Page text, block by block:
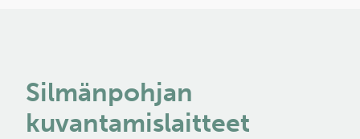
Silmänpohjan
kuvantamislaitteet